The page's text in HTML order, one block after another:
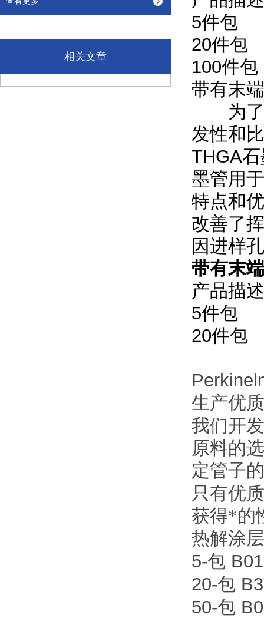
相关文章
5件包
20件包
100件包
带有末
为了
发性和
THGA
墨管用
特点和
改善了
因进样
带有末
产品描述
5件包
20件包
生产优
我们开
原料的
定管子
只有优
获得*的
热解涂
5-包
20-包
50-包